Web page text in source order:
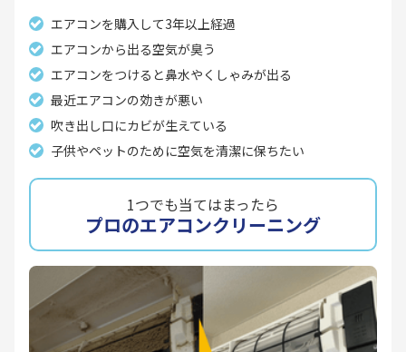
エアコンを購入して3年以上経過
エアコンから出る空気が臭う
エアコンをつけると鼻水やくしゃみが出る
最近エアコンの効きが悪い
吹き出し口にカビが生えている
子供やペットのために空気を清潔に保ちたい
1つでも当てはまったら
プロのエアコンクリーニング